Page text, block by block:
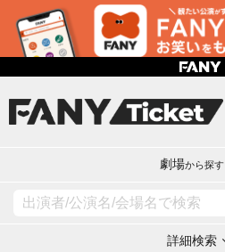
劇場から探す
詳細検索